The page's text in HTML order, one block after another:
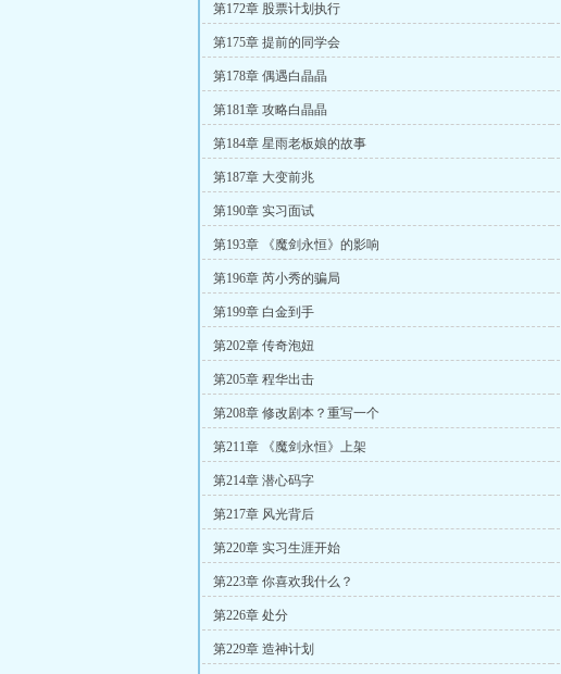
第172章 股票计划执行
第175章 提前的同学会
第178章 偶遇白晶晶
第181章 攻略白晶晶
第184章 星雨老板娘的故事
第187章 大变前兆
第190章 实习面试
第193章 《魔剑永恒》的影响
第196章 芮小秀的骗局
第199章 白金到手
第202章 传奇泡妞
第205章 程华出击
第208章 修改剧本？重写一个
第211章 《魔剑永恒》上架
第214章 潜心码字
第217章 风光背后
第220章 实习生涯开始
第223章 你喜欢我什么？
第226章 处分
第229章 造神计划